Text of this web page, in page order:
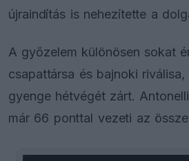
újraindítás is nehezítette a
A győzelem különösen sokat
csapattársa és bajnoki riválisa,
gyenge hétvégét zárt.
már 66 ponttal vezeti az